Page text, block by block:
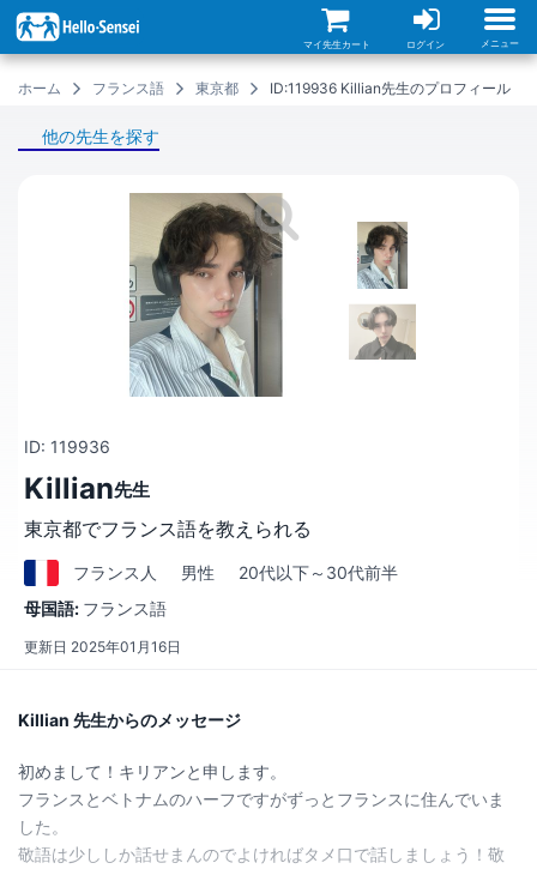
イ
ン
コ
マイ先生カート ログイン メニュー
ホーム フランス語 東京都 ID:119936 Killian先生のプロフィール
他の先生を探す
ID: 119936
Killian先生
東京都でフランス語を教えられる
フランス 人 男性
20代以下～30代前半
母国語: フランス語
更新日 2025年01月16日
Killian 先生からのメッセージ
初めまして！キリアンと申します。
フランスとベトナムのハーフですがずっとフランスに住んでいま
した。
敬語は少ししか話せまんのでよければタメ口で話しましょう！敬